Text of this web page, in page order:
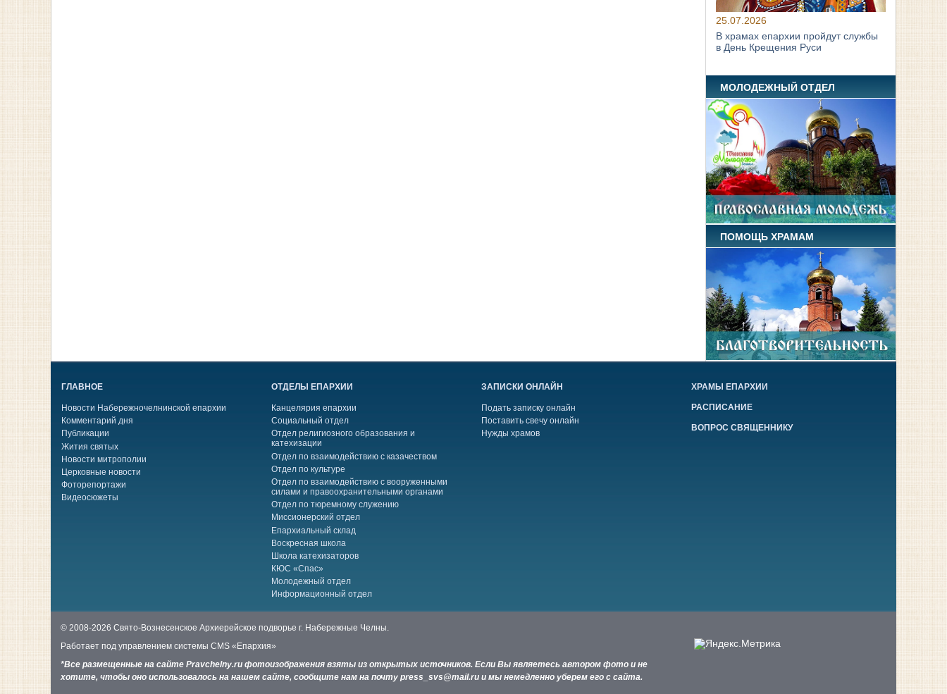
25.07.2026
В храмах епархии пройдут службы
в День Крещения Руси
МОЛОДЕЖНЫЙ ОТДЕЛ
ПОМОЩЬ ХРАМАМ
ГЛАВНОЕ
Новости Набережночелнинской епархии
Комментарий дня
Публикации
Жития святых
Новости митрополии
Церковные новости
Фоторепортажи
Видеосюжеты
ОТДЕЛЫ ЕПАРХИИ
Канцелярия епархии
Социальный отдел
Отдел религиозного образования и
катехизации
Отдел по взаимодействию с казачеством
Отдел по культуре
Отдел по взаимодействию с вооруженными
силами и правоохранительными органами
Отдел по тюремному служению
Миссионерский отдел
Епархиальный склад
Воскресная школа
Школа катехизаторов
КЮС «Спас»
Молодежный отдел
Информационный отдел
ЗАПИСКИ ОНЛАЙН
Подать записку онлайн
Поставить свечу онлайн
Нужды храмов
ХРАМЫ ЕПАРХИИ
РАСПИСАНИЕ
ВОПРОС СВЯЩЕННИКУ
© 2008-2026 Свято-Вознесенское Архиерейское подворье г. Набережные Челны.
Работает под управлением системы CMS «Епархия»
*Все размещенные на сайте Pravchelny.ru фотоизображения взяты из открытых источников. Если Вы являетесь автором фото и не
хотите, чтобы оно использовалось на нашем сайте, сообщите нам на почту press_svs@mail.ru и мы немедленно уберем его с сайта.